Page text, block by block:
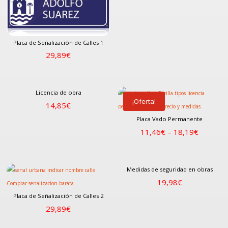
Placa de Señalización de Calles 1
29,89€
Licencia de obra
14,85€ ¡Oferta!
Placa Vado Permanente
11,46€ – 18,19€
Placa de Señalización de Calles 2
29,89€
Medidas de seguridad en obras
19,98€